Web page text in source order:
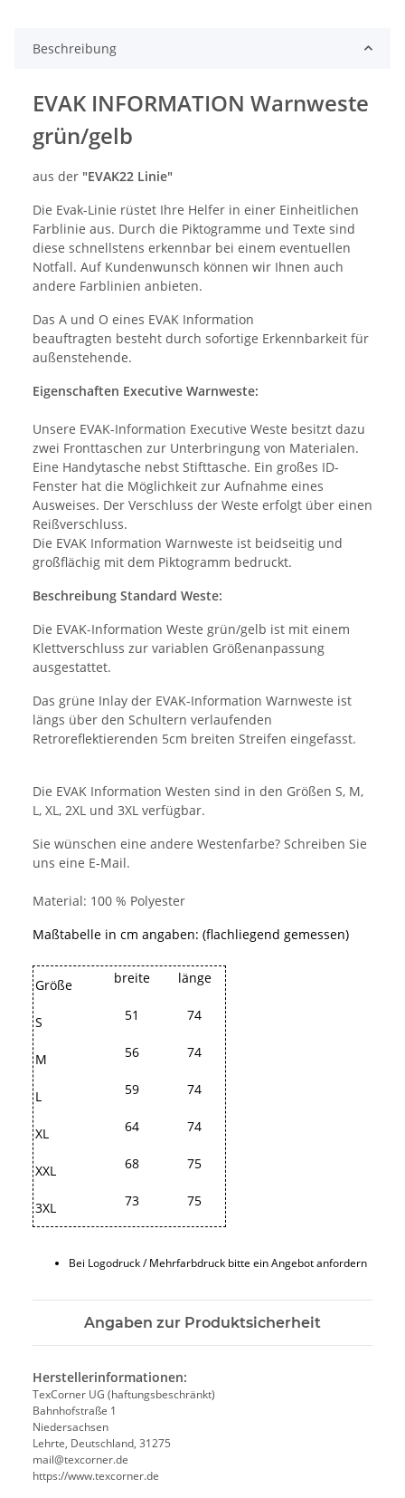
Beschreibung
EVAK INFORMATION Warnweste
grün/gelb
aus der "EVAK22 Linie"
Die Evak-Linie rüstet Ihre Helfer in einer Einheitlichen
Farblinie aus. Durch die Piktogramme und Texte sind
diese schnellstens erkennbar bei einem eventuellen
Notfall. Auf Kundenwunsch können wir Ihnen auch
andere Farblinien anbieten.
Das A und O eines EVAK Information
beauftragten besteht durch sofortige Erkennbarkeit für
außenstehende.
Eigenschaften Executive Warnweste:
Unsere EVAK-Information Executive Weste besitzt dazu
zwei Fronttaschen zur Unterbringung von Materialen.
Eine Handytasche nebst Stifttasche. Ein großes ID-
Fenster hat die Möglichkeit zur Aufnahme eines
Ausweises. Der Verschluss der Weste erfolgt über einen
Reißverschluss.
Die EVAK Information Warnweste ist beidseitig und
großflächig mit dem Piktogramm bedruckt.
Beschreibung Standard Weste:
Die EVAK-Information Weste grün/gelb ist mit einem
Klettverschluss zur variablen Größenanpassung
ausgestattet.
Das grüne Inlay der EVAK-Information Warnweste ist
längs über den Schultern verlaufenden
Retroreflektierenden 5cm breiten Streifen eingefasst.
Die EVAK Information Westen sind in den Größen S, M,
L, XL, 2XL und 3XL verfügbar.
Sie wünschen eine andere Westenfarbe? Schreiben Sie
uns eine E-Mail.
Material: 100 % Polyester
Maßtabelle in cm angaben: (flachliegend gemessen)
Größe breite länge
S 51 74
M 56 74
L 59 74
XL 64 74
XXL 68 75
3XL 73 75
Bei Logodruck / Mehrfarbdruck bitte ein Angebot anfordern
Angaben zur Produktsicherheit
Herstellerinformationen:
TexCorner UG (haftungsbeschränkt)
Bahnhofstraße 1
Niedersachsen
Lehrte, Deutschland, 31275
mail@texcorner.de
https://www.texcorner.de